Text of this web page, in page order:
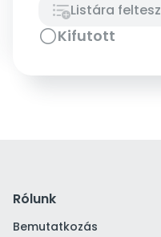
Listára feltesz
Kifutott
Rólunk
Bemutatkozás